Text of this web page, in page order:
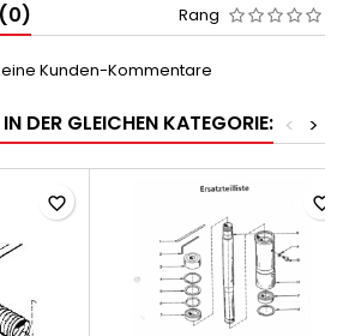
(0) Rang
Kunden-Kommentare
DER GLEICHEN KATEGORIE: >
<
favorite_border favorite_border